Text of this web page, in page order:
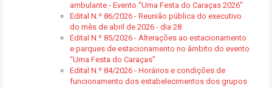
ambulante - Evento “Uma Festa do Caraças 2026”
Edital N.º 86/2026 - Reunião pública do executivo
do mês de abril de 2026 - dia 28
Edital N.º 85/2026 - Alterações ao estacionamento
e parques de estacionamento no âmbito do evento
“Uma Festa do Caraças”
Edital N.º 84/2026 - Horários e condições de
funcionamento dos estabelecimentos dos grupos